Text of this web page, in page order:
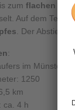
zum flachen
Auf dem
. Der Abstieg
:
im Münstertal
1250
km
ca. 4 h